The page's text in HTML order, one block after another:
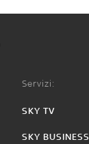
Servizi:
SKY TV
SKY BUSINESS